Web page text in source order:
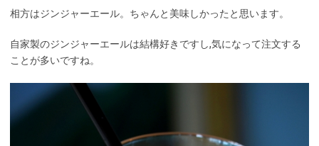
相方はジンジャーエール。ちゃんと美味しかったと思います。
自家製のジンジャーエールは結構好きですし,気になって注文する
ことが多いですね。